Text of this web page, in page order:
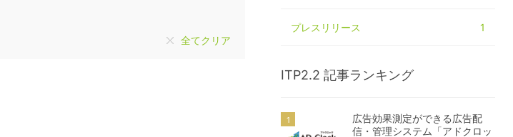
全てクリア
プレスリリース 1
ITP2.2 記事ランキング
広告効果測定ができる広告配
信・管理システム「アドクロッ